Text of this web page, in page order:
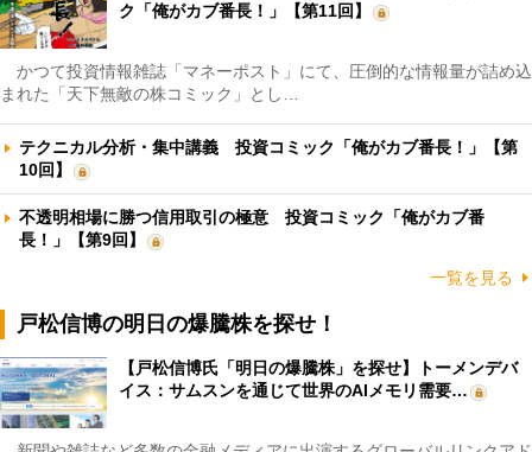
ク「俺がカブ番長！」【第11回】
かつて投資情報雑誌「マネーポスト」にて、圧倒的な情報量が詰め込
まれた「天下無敵の株コミック」とし…
テクニカル分析・集中講義 投資コミック「俺がカブ番長！」【第
10回】
不透明相場に勝つ信用取引の極意 投資コミック「俺がカブ番
長！」【第9回】
一覧を見る
戸松信博の明日の爆騰株を探せ！
【戸松信博氏「明日の爆騰株」を探せ】トーメンデバ
イス：サムスンを通じて世界のAIメモリ需要…